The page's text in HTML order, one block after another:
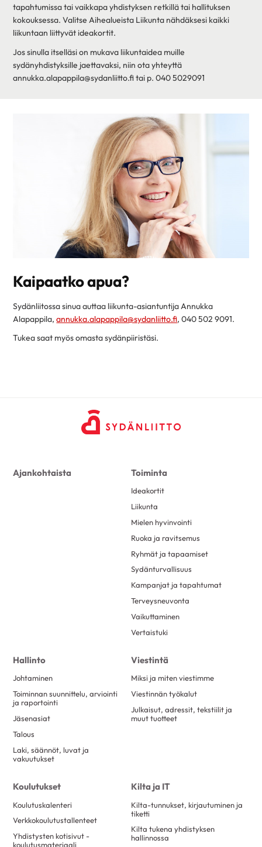
tapahtumissa tai vaikkapa yhdistyksen retkillä tai hallituksen
kokouksessa. Valitse Aihealueista Liikunta nähdäksesi kaikki
liikuntaan liittyvät ideakortit.
Jos sinulla itselläsi on mukava liikuntaidea muille
sydänyhdistyksille jaettavaksi, niin ota yhteyttä
annukka.alapappila@sydanliitto.fi tai p. 040 5029091
Kaipaatko apua?
Sydänliitossa sinua auttaa liikunta-asiantuntija Annukka
Alapappila,annukka.alapappila@sydanliitto.fi, 040 502 9091.
Tukea saat myös omasta sydänpiiristäsi.
Ajankohtaista Toiminta
Ideakortit
Liikunta
Mielen hyvinvointi
Ruoka ja ravitsemus
Ryhmät ja tapaamiset
Sydänturvallisuus
Kampanjat ja tapahtumat
Terveysneuvonta
Vaikuttaminen
Vertaistuki
Hallinto
Johtaminen
Toiminnan suunnittelu, arviointi
ja raportointi
Jäsenasiat
Talous
Laki, säännöt, luvat ja
vakuutukset
Viestintä
Miksi ja miten viestimme
Viestinnän työkalut
Julkaisut, adressit, tekstiilit ja
muut tuotteet
Koulutukset
Koulutuskalenteri
Verkkokoulutustallenteet
Yhdistysten kotisivut -
koulutusmateriaali
Kilta ja IT
Kilta-tunnukset, kirjautuminen ja
tiketti
Kilta tukena yhdistyksen
hallinnossa